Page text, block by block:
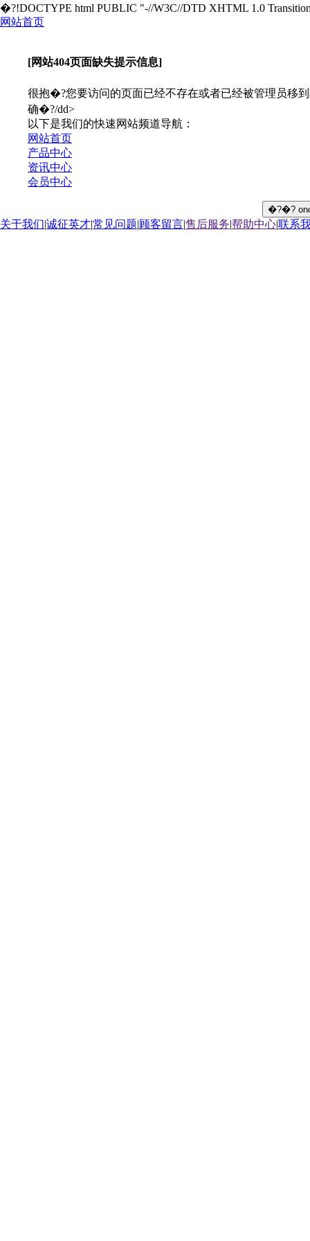
�?!DOCTYPE html PUBLIC "-//W3C//DTD XHTML 1.0
网站首页
[网站404页面缺失提示信息]
很抱�?您要访问的页面已经不存在或者已经被管理员移
确�?/dd>
以下是我们的快速网站频道导航：
网站首页
产品中心
资讯中心
会员中心
关于我们|诚征英才|常见问题|顾客留言|售后服务|帮助中心|联系